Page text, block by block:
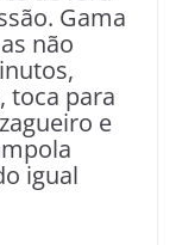
Gama
não
toca para
e
igual